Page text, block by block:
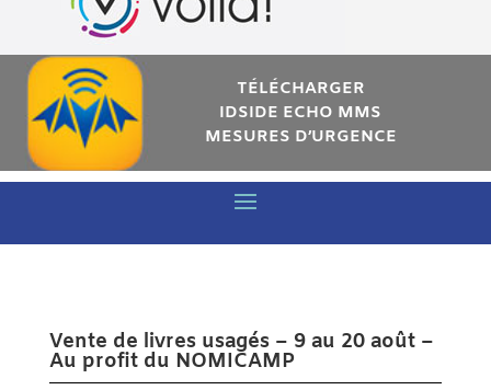
TÉLÉCHARGER
IDSIDE ECHO MMS
MESURES D’URGENCE
Vente de livres usagés – 9 au 20 août –
Au profit du NOMICAMP